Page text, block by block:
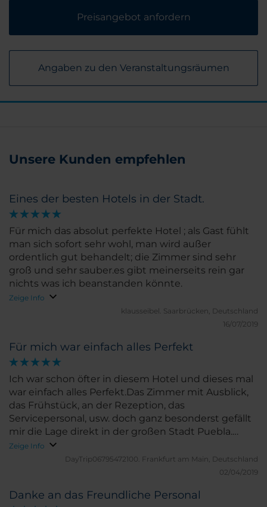
Preisangebot anfordern
Angaben zu den Veranstaltungsräumen
Unsere Kunden empfehlen
Eines der besten Hotels in der Stadt.
Für mich das absolut perfekte Hotel ; als Gast fühlt
man sich sofort sehr wohl, man wird außer
ordentlich gut behandelt; die Zimmer sind sehr
groß und sehr sauber.es gibt meinerseits rein gar
nichts was ich beanstanden könnte.
Zeige Info
klausseibel. Saarbrücken, Deutschland
16/07/2019
Für mich war einfach alles Perfekt
Ich war schon öfter in diesem Hotel und dieses mal
war einfach alles Perfekt.Das Zimmer mit Ausblick,
das Frühstück, an der Rezeption, das
Servicepersonal, usw. doch ganz besonderst gefällt
mir die Lage direkt in der großen Stadt Puebla.
SUPER macht weiter so. Bis zum nächsten mal.
Zeige Info
DayTrip06795472100.
Frankfurt am Main, Deutschland
02/04/2019
Danke an das Freundliche Personal